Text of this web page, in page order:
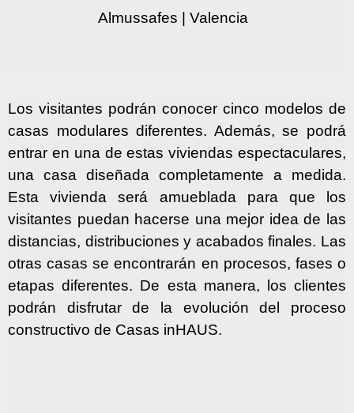
Almussafes | Valencia
Los visitantes podrán conocer cinco modelos de
casas modulares diferentes. Además, se podrá
entrar en una de estas viviendas espectaculares,
una casa diseñada completamente a medida.
Esta vivienda será amueblada para que los
visitantes puedan hacerse una mejor idea de las
distancias, distribuciones y acabados finales. Las
otras casas se encontrarán en procesos, fases o
etapas diferentes. De esta manera, los clientes
podrán disfrutar de la evolución del proceso
constructivo de Casas inHAUS.